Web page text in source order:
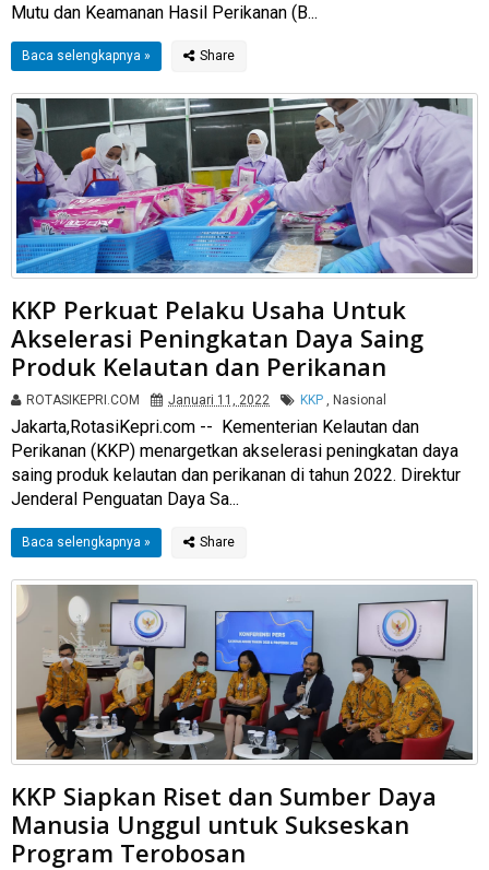
Mutu dan Keamanan Hasil Perikanan (B...
Baca selengkapnya »
KKP Perkuat Pelaku Usaha Untuk
Akselerasi Peningkatan Daya Saing
Produk Kelautan dan Perikanan
ROTASIKEPRI.COM Januari 11, 2022 KKP , Nasional
Jakarta,RotasiKepri.com -- Kementerian Kelautan dan
Perikanan (KKP) menargetkan akselerasi peningkatan daya
saing produk kelautan dan perikanan di tahun 2022. Direktur
Jenderal Penguatan Daya Sa...
Baca selengkapnya »
KKP Siapkan Riset dan Sumber Daya
Manusia Unggul untuk Sukseskan
Program Terobosan